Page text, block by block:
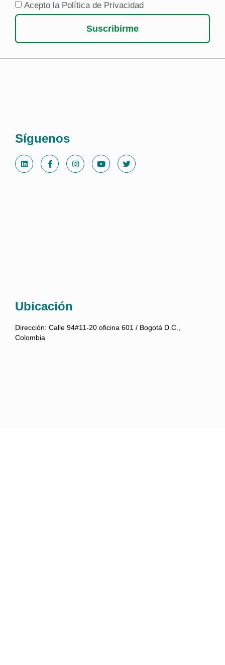
Acepto la Política de Privacidad
Suscribirme
Ubicación
Dirección: Calle 94#11-20 oficina 601 / Bogotá D.C.,
Colombia
Síguenos